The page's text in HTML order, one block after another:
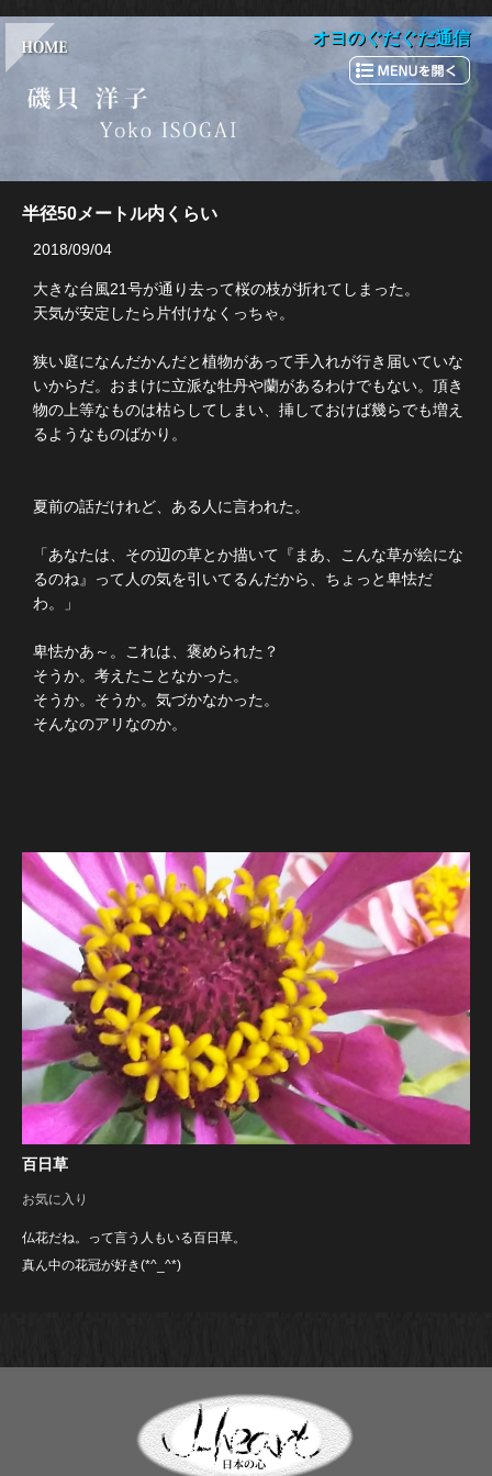
半径50メートル内くらい
2018/09/04
大きな台風21号が通り去って桜の枝が折れてしまった。
天気が安定したら片付けなくっちゃ。
狭い庭になんだかんだと植物があって手入れが行き届いていな
いからだ。おまけに立派な牡丹や蘭があるわけでもない。頂き
物の上等なものは枯らしてしまい、挿しておけば幾らでも増え
るようなものばかり。
夏前の話だけれど、ある人に言われた。
「あなたは、その辺の草とか描いて『まあ、こんな草が絵にな
るのね』って人の気を引いてるんだから、ちょっと卑怯だ
わ。」
卑怯かあ～。これは、褒められた？
そうか。考えたことなかった。
そうか。そうか。気づかなかった。
そんなのアリなのか。
百日草
お気に入り
仏花だね。って言う人もいる百日草。
真ん中の花冠が好き(*^_^*)
オヨのぐだぐだ通信